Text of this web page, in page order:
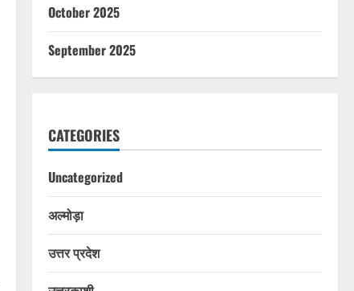
October 2025
September 2025
CATEGORIES
Uncategorized
अल्मोड़ा
उत्तर प्रदेश